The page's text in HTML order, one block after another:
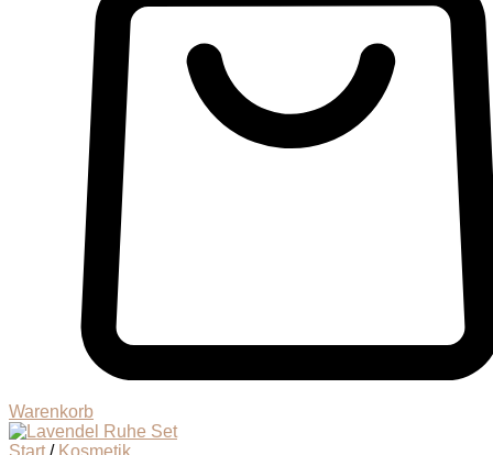
Warenkorb
Start / Kosmetik